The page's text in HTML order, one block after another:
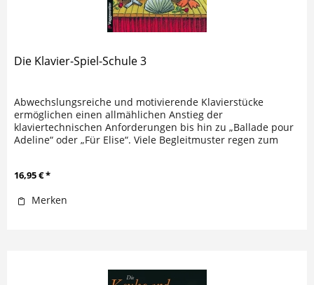
Die Klavier-Spiel-Schule 3
Abwechslungsreiche und motivierende Klavierstücke
ermöglichen einen allmählichen Anstieg der
klaviertechnischen Anforderungen bis hin zu „Ballade pour
Adeline“ oder „Für Elise“. Viele Begleitmuster regen zum
16,95 € *
Merken